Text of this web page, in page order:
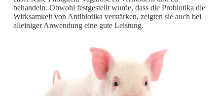
behandeln. Obwohl festgestellt wurde, dass die Probiotika die
Wirksamkeit von Antibiotika verstärken, zeigten sie auch bei
alleiniger Anwendung eine gute Leistung.